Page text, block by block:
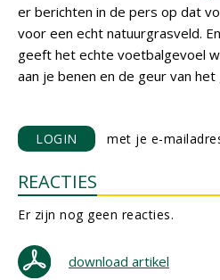
er berichten in de pers op dat
voor een echt natuurgrasveld.
geeft het echte voetbalgevoel
aan je benen en de geur van
LOGIN met je e-
REACTIES
Er zijn nog geen reacties.
download artikel